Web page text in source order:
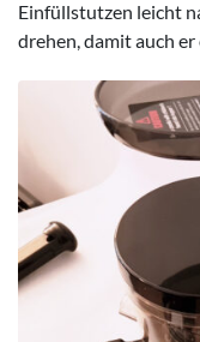
Einfüllstutzen leicht
drehen, damit auch er